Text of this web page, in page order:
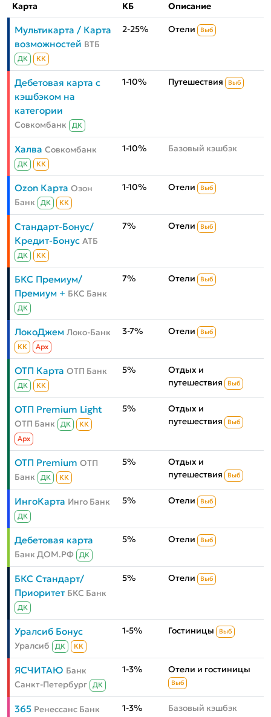
Карта КБ Описание
Мультикарта / Карта
возможностей ВТБ
ДК КК
2-25% Отели Выб
Дебетовая карта с
кэшбэком на
категории
Совкомбанк ДК
1-10% Путешествия Выб
Халва Совкомбанк
ДК КК
1-10% Базовый кэшбэк
Ozon Карта Озон
Банк
ДК КК
1-10% Отели Выб
Стандарт-Бонус/
Кредит-Бонус АТБ
ДК КК
7% Отели Выб
БКС Премиум/
Премиум + БКС Банк
ДК
7% Отели Выб
ЛокоДжем Локо-Банк
КК Aрх
3-7% Отели Выб
ОТП Карта ОТП Банк
ДК КК
5%
Отдых и
путешествия
Выб
ОТП Premium Light
ОТП Банк ДК
КК
Aрх
5%
Отдых и
путешествия
Выб
ОТП Premium ОТП
Банк
ДК КК
5%
Отдых и
путешествия
Выб
ИнгоКарта Инго Банк
ДК
5% Отели Выб
Дебетовая карта
Банк ДОМ.РФ ДК
5% Отели Выб
БКС Стандарт/
Приоритет БКС Банк
ДК
5% Отели Выб
Уралсиб Бонус
Уралсиб ДК КК
1-5% Гостиницы Выб
ЯСЧИТАЮ Банк
Санкт-Петербург
ДК
1-3% Отели и гостиницы
Выб
365 Ренессанс Банк 1-3% Базовый кэшбэк